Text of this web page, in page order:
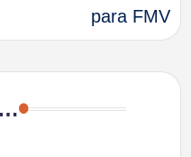
para FMV